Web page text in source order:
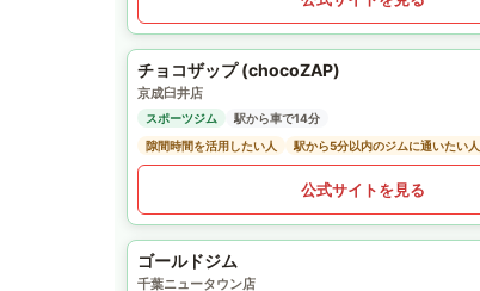
チョコザップ (chocoZAP)
京成臼井店
スポーツジム
駅から車で14分
隙間時間を活用したい人
駅から5分以内のジムに通いたい人
公式サイトを見る
ゴールドジム
千葉ニュータウン店